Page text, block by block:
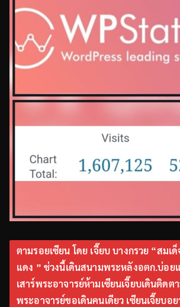
ตามรอยเซียน โดย เจี๊ยบ บางกรวย “สม
แดง ” ช่วงนี้เดินสนามพระหลังอตก.บ่อ
เสาร์พระอาจารย์ห้ามเซียนเจี๊ยบเดินติดต
พระอาจารย์ขอเดินคนเดียว เซียนเจี๊ยบอย